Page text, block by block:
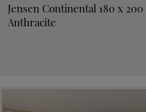
Jensen Continental 180 x
Anthracite